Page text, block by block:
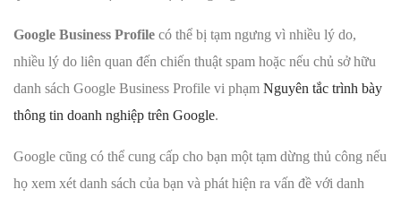
Google Business Profile có thể bị tạm ngưng vì nhiều lý do,
nhiều lý do liên quan đến chiến thuật spam hoặc nếu chủ sở hữu
danh sách Google Business Profile vi phạm Nguyên tắc trình bày
thông tin doanh nghiệp trên Google.
Google cũng có thể cung cấp cho bạn một tạm dừng thủ công nếu
họ xem xét danh sách của bạn và phát hiện ra vấn đề với danh